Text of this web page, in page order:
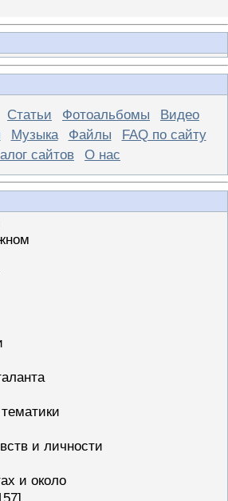
Статьи Фотоальбомы
Видео
Музыка Файлы
FAQ по сайту
сайтов
О нас
и личности
и около